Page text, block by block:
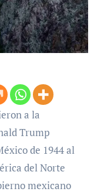
Trump
de 1944 al
del Norte
mexicano